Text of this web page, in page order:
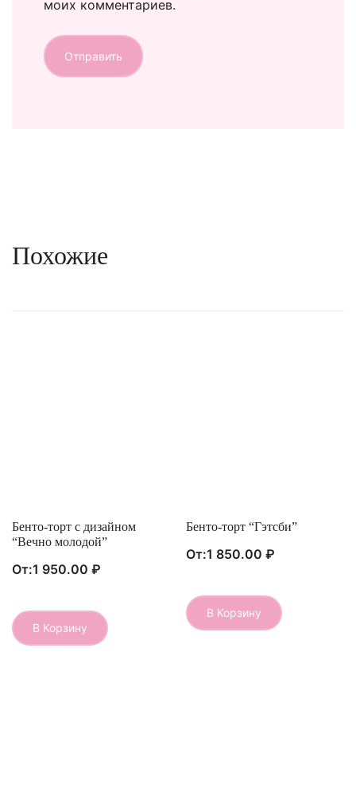
моих комментариев.
Похожие
Быстрый Просмотр
Бенто-торт с дизайном
“Вечно молодой”
От:1 950.00 ₽
В Корзину
Этот
товар
Быстрый Просмотр
Бенто-торт “Гэтсби”
От:1 850.00 ₽
В Корзину
Этот
товар